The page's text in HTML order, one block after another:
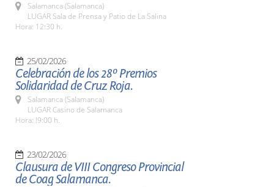
Salamanca (Salamanca)
LUGAR Sala de Prensa y Patio de La Salina
Hora: 12:30 h.
25/02/2026
Celebración de los 28º Premios
Solidaridad de Cruz Roja.
Salamanca (Salamanca)
LUGAR Casino de Salamanca
Hora: !9:00 h.
23/02/2026
Clausura de VIII Congreso Provincial
de Coag Salamanca.